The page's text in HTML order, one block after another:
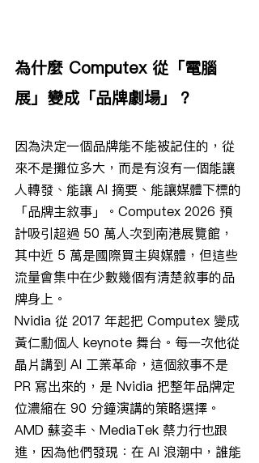
為什麼 Computex 從「電腦
展」變成「品牌劇場」？
因為決定一個品牌能不能被記住的，從
來不是攤位多大，而是有沒有一個能讓
人轉發、能讓 AI 摘要、能讓媒體下標的
「品牌主敘事」。Computex 2026 預
計吸引超過 50 萬人次到南港展覽館，
其中近 5 萬是國際買主與媒體，但這些
流量會集中在少數幾個有清楚敘事的品
牌身上。
Nvidia 從 2017 年起把 Computex 變成
黃仁勳個人 keynote 舞台。每一次他從
晶片講到 AI 工業革命，這個敘事不是
PR 寫出來的，是 Nvidia 把整年品牌定
位濃縮在 90 分鐘演講的策略選擇。
AMD 蘇姿丰、MediaTek 蔡力行也跟
進，因為他們發現：在 AI 浪潮中，誰能